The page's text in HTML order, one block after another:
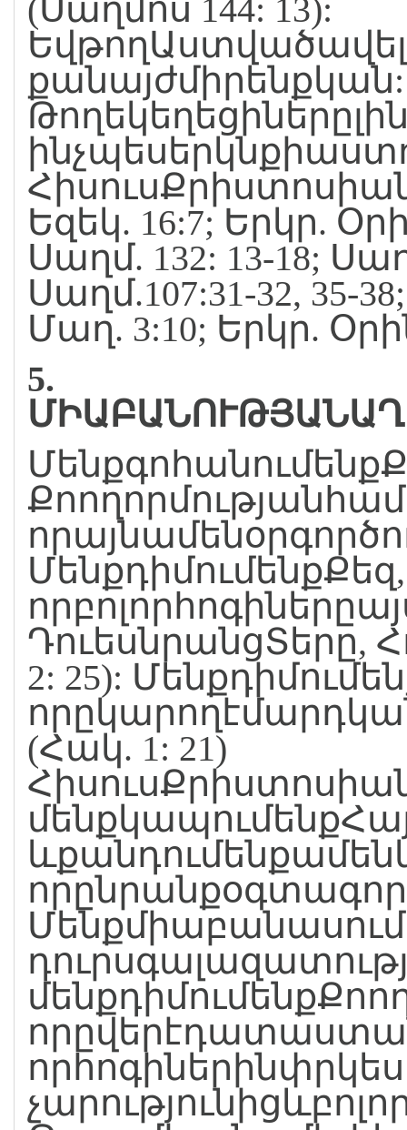
(Սաղմոս 144: 13):
քանայժմիրենքկան:
Եզեկ. 16:7; Երկր.
Սաղմ. 132: 13-18;
Սաղմ.107:31-32, 35-
Մաղ. 3:10; Երկր.
5.
ԴուեսնրանցՏերը,
2: 25):
(Հակ. 1: 21)